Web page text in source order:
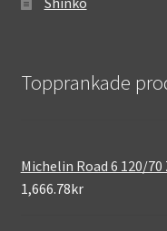
Topprankade
Michelin Road 6 120/
1,666.78kr